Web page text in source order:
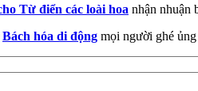
Từ điển các loài hoa nhận nhuận
Bách hóa di động mọi người ghé